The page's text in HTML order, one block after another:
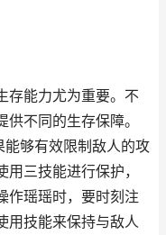
存能力尤为重要。不
不同的生存保障。
能够有效限制敌人的攻
三技能进行保护，
作瑶瑶时，要时刻注
用技能来保持与敌人